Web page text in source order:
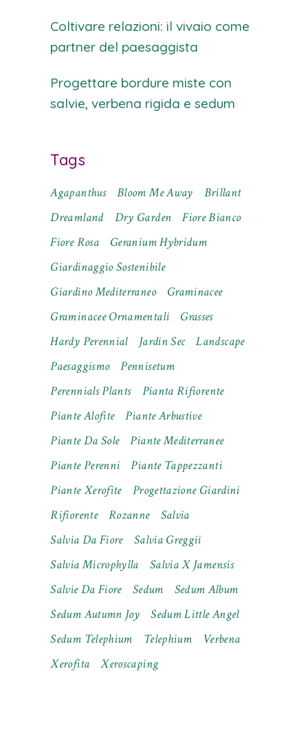
Coltivare relazioni: il vivaio come
partner del paesaggista
Progettare bordure miste con
salvie, verbena rigida e sedum
Tags
Agapanthus Bloom Me Away
Brillant
Dreamland
Dry Garden
Fiore Bianco
Fiore Rosa
Geranium Hybridum
Giardinaggio Sostenibile
Giardino Mediterraneo
Graminacee
Graminacee Ornamentali
Grasses
Hardy Perennial
Jardin Sec
Landscape
Paesaggismo
Pennisetum
Perennials Plants
Pianta Rifiorente
Piante Alofite
Piante Arbustive
Piante Da Sole
Piante Mediterranee
Piante Perenni
Piante Tappezzanti
Piante Xerofite
Progettazione Giardini
Rifiorente
Rozanne
Salvia
Salvia Da Fiore
Salvia Greggii
Salvia Microphylla
Salvia X Jamensis
Salvie Da Fiore
Sedum
Sedum Album
Sedum Autumn Joy
Sedum Little Angel
Sedum Telephium
Telephium
Verbena
Xerofita
Xeroscaping